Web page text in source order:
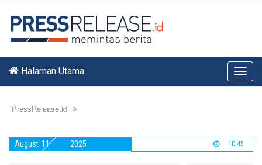
Halaman Utama
PressRelease.id
August 11 2025 10:45